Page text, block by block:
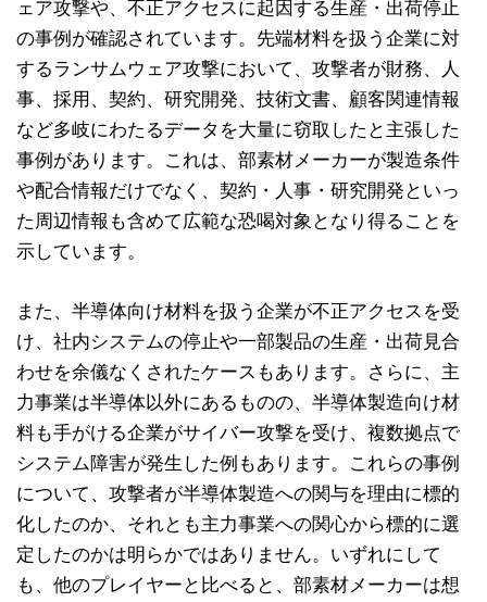
ェア攻撃や、不正アクセスに起因する生産・出荷停止
の事例が確認されています。先端材料を扱う企業に対
するランサムウェア攻撃において、攻撃者が財務、人
事、採用、契約、研究開発、技術文書、顧客関連情報
など多岐にわたるデータを大量に窃取したと主張した
事例があります。これは、部素材メーカーが製造条件
や配合情報だけでなく、契約・人事・研究開発といっ
た周辺情報も含めて広範な恐喝対象となり得ることを
示しています。
また、半導体向け材料を扱う企業が不正アクセスを受
け、社内システムの停止や一部製品の生産・出荷見合
わせを余儀なくされたケースもあります。さらに、主
力事業は半導体以外にあるものの、半導体製造向け材
料も手がける企業がサイバー攻撃を受け、複数拠点で
システム障害が発生した例もあります。これらの事例
について、攻撃者が半導体製造への関与を理由に標的
化したのか、それとも主力事業への関心から標的に選
定したのかは明らかではありません。いずれにして
も、他のプレイヤーと比べると、部素材メーカーは想